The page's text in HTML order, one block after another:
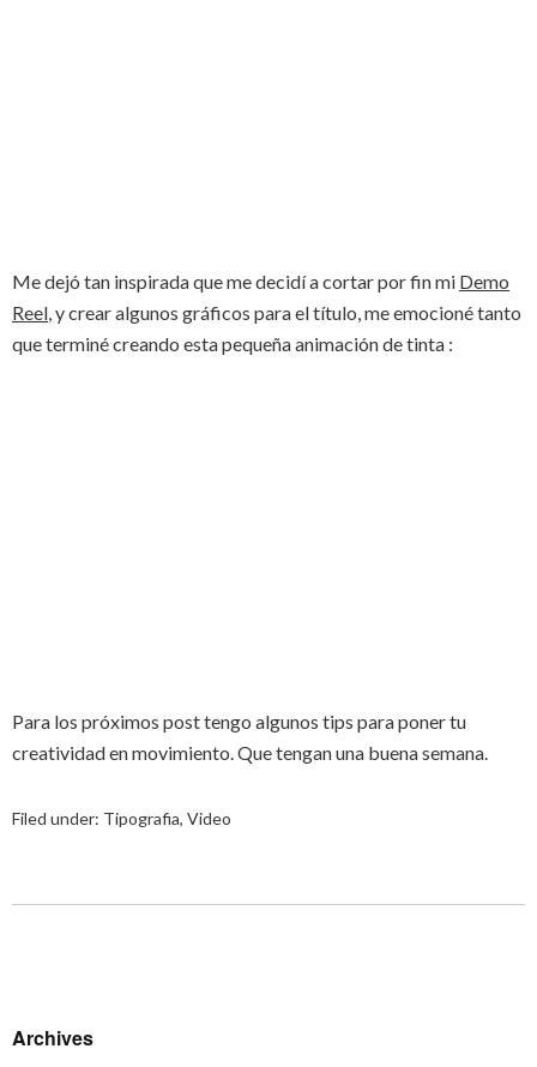
Me dejó tan inspirada que me decidí a cortar por fin mi Demo
Reel, y crear algunos gráficos para el título, me emocioné tanto
que terminé creando esta pequeña animación de tinta :
Para los próximos post tengo algunos tips para poner tu
creatividad en movimiento. Que tengan una buena semana.
Filed under: Tipografia, Video
Archives